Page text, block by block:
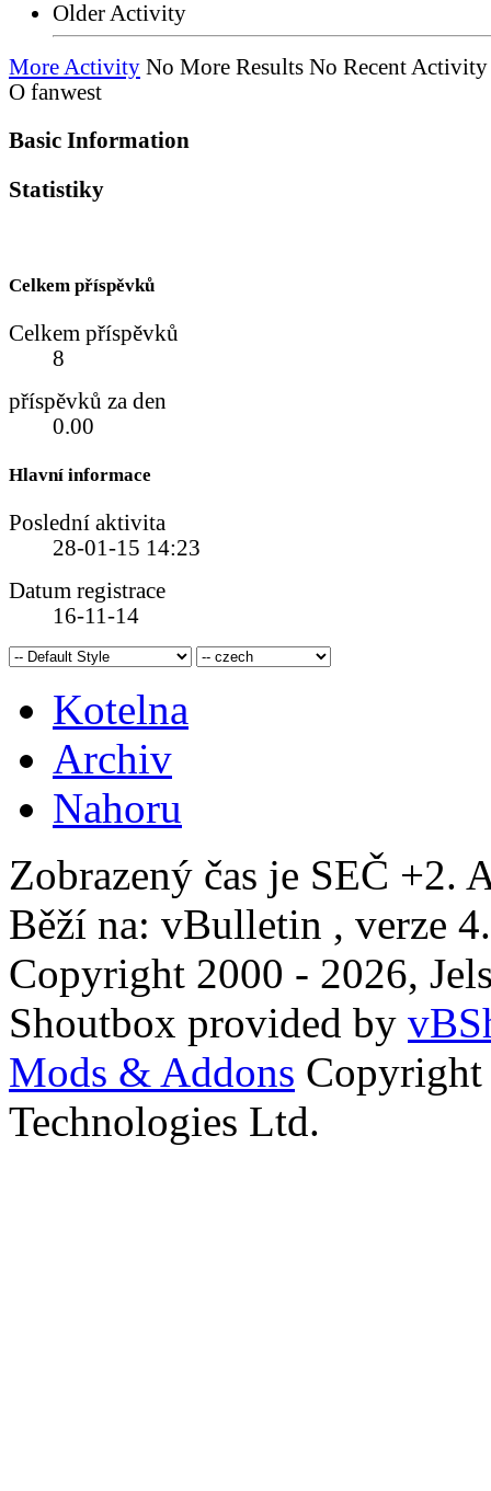
Older Activity
More Activity No More Results No Recent Activity
O fanwest
Basic Information
Statistiky
Celkem příspěvků
Celkem příspěvků
8
příspěvků za den
0.00
Hlavní informace
Poslední aktivita
28-01-15 14:23
Datum registrace
16-11-14
Kotelna
Archiv
Nahoru
Zobrazený čas je SEČ +2.
Běží na: vBulletin , verze
Copyright 2000 - 2026,
Shoutbox provided by
Mods & Addons
Technologies Ltd.